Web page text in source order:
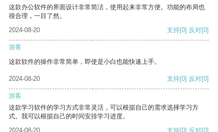
这款办公软件的界面设计非常简洁，使用起来非常方便。功能的布局也
很合理，一目了然。
2024-08-20
支持[0] 反对[0]
游客
这款软件的操作非常简单，即使是小白也能快速上手。
2024-08-20 支持[0] 反对[0]
游客
这款学习软件的学习方式非常灵活，可以根据自己的需求选择学习方
式。我可以根据自己的时间安排学习进度。
2024-08-20
支持[0] 反对[0]